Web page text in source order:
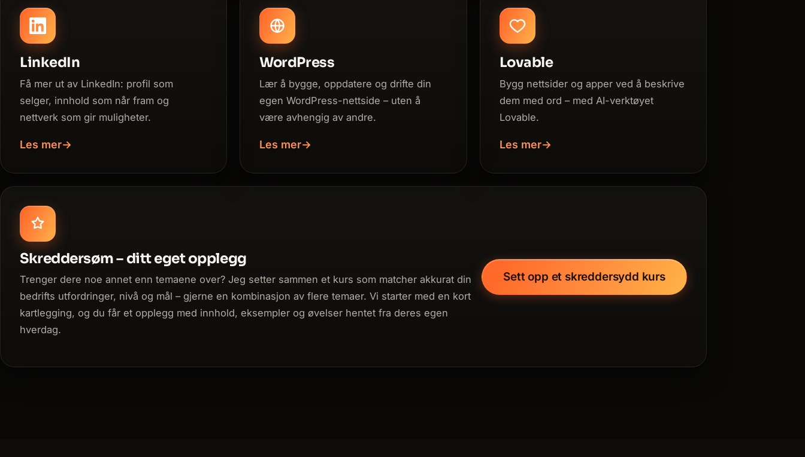
LinkedIn
Få mer ut av LinkedIn: profil som
selger, innhold som når fram og
nettverk som gir muligheter.
Les mer→
WordPress
Lær å bygge, oppdatere og drifte din
egen WordPress-nettside – uten å
være avhengig av andre.
Les mer→
Lovable
Bygg nettsider og apper ved å beskrive
dem med ord – med AI-verktøyet
Lovable.
Les mer→
Skreddersøm – ditt eget opplegg
Trenger dere noe annet enn temaene over? Jeg setter sammen et kurs som matcher akkurat din
bedrifts utfordringer, nivå og mål – gjerne en kombinasjon av flere temaer. Vi starter med en kort
kartlegging, og du får et opplegg med innhold, eksempler og øvelser hentet fra deres egen
hverdag.
Sett opp et skreddersydd kurs